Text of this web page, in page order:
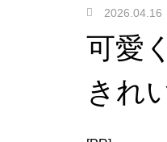
2026.04.16
可愛
きれ